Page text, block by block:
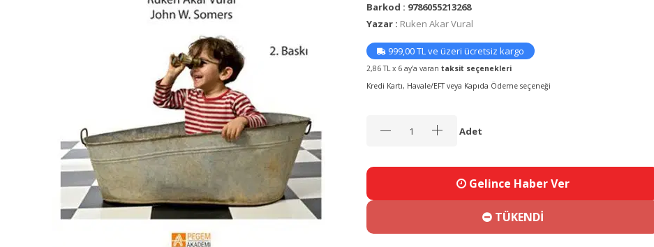
Barkod : 9786055213268
Yazar : Ruken Akar Vural
999,00 TL ve üzeri ücretsiz kargo
2,86 TL x 6 ay’a varan taksit seçenekleri
Kredi Kartı, Havale/EFT veya Kapıda Ödeme seçeneği
Adet
Gelince Haber Ver
TÜKENDİ